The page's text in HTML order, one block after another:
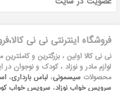
فروشگاه اینترنتی نی نی
نی نی کالا اولین ، بزرگترین و
لوازم مادر و نوزاد ، کودک و نوجوان
محصولات سیسمونی، لباس بارداری،
سرویس خواب نوزاد، سرویس خواب